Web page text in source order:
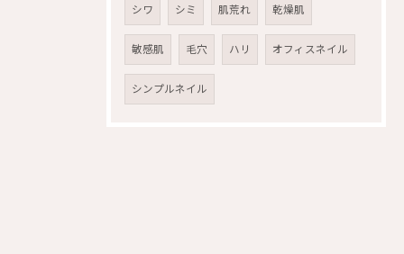
シワ シミ 肌荒れ 乾燥肌
敏感肌 毛穴 ハリ オフィスネイル
シンプルネイル